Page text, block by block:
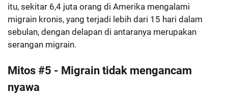
itu, sekitar 6,4 juta orang di Amerika mengalami
migrain kronis, yang terjadi lebih dari 15 hari dalam
sebulan, dengan delapan di antaranya merupakan
serangan migrain.
Mitos #5 - Migrain tidak mengancam
nyawa